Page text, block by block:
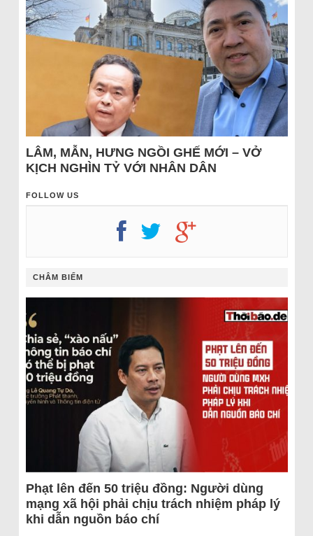
LÂM, MẪN, HƯNG NGỒI GHẾ MỚI – VỞ
KỊCH NGHÌN TỶ VỚI NHÂN DÂN
FOLLOW US
CHÂM BIẾM
Phạt lên đến 50 triệu đồng: Người dùng
mạng xã hội phải chịu trách nhiệm pháp lý
khi dẫn nguồn báo chí